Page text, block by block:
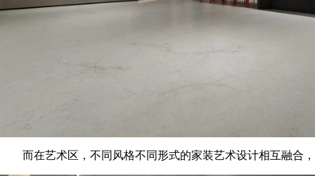
而在艺术区，不同风格不同形式的家装艺术设计相互融合，